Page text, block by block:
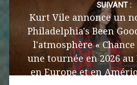
SUIVANT :
Kurt Vile annonce un
Philadelphia's Been
l'atmosphère « Chance
une tournée en 2026 au
en Europe et en